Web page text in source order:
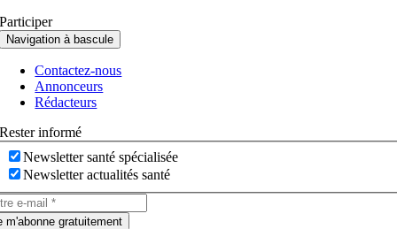
Participer
Navigation à bascule
Contactez-nous
Annonceurs
Rédacteurs
Rester informé
Newsletter santé spécialisée
Newsletter actualités santé
m'abonne gratuitement